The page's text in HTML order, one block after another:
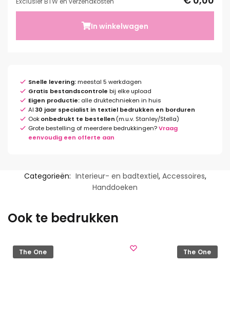
In winkelwagen
Snelle levering:meestal 5 werkdagen
Gratis bestandscontrole bij elke upload
Eigen productie: alle druktechnieken in huis
Al 30 jaar specialist in textiel bedrukken en borduren
Ookonbedrukt te bestellen (m.u.v. Stanley/Stella)
Grote bestelling of meerdere bedrukkingen?Vraag
eenvoudig een offerte aan
Categorieën: Interieur- en badtextiel, Accessoires,
Handdoeken
Ook te bedrukken
The One The One